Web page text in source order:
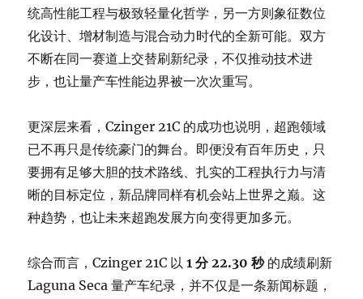
统高性能工程与极致轻量化哲学，另一方则象征数位
化设计、增材制造与混合动力时代的全新可能。双方
不断在同一赛道上交替刷新纪录，不仅推动技术进
步，也让量产车性能边界被一次次重写。
更深层来看，Czinger 21C 的成功也说明，超跑领域
已不再只是传统豪门的舞台。即便没有百年历史，只
要拥有足够大胆的技术路线、扎实的工程执行力与清
晰的目标定位，新品牌同样有机会站上世界之巅。这
种趋势，也让未来超跑发展方向变得更加多元。
综合而言，Czinger 21C 以1 分 22.30 秒的成绩刷新
Laguna Seca 量产车纪录，并不仅是一条新闻标题，